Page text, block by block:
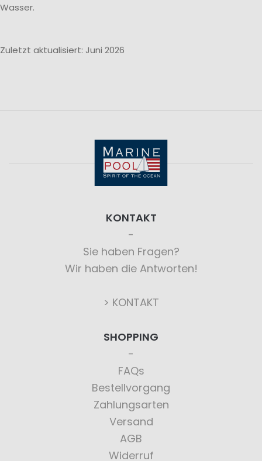
Wasser.
Zuletzt aktualisiert: Juni 2026
KONTAKT
Sie haben Fragen?
Wir haben die Antworten!
> KONTAKT
SHOPPING
FAQs
Bestellvorgang
Zahlungsarten
Versand
AGB
Widerruf